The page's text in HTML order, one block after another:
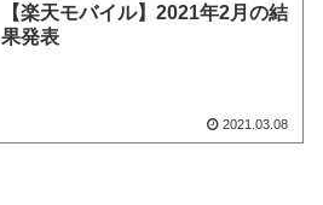
【楽天モバイル】2021年2月の結
果発表
2021.03.08